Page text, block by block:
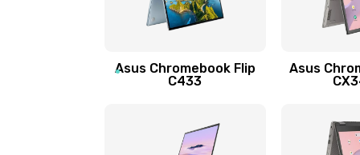
Защита гидрогелевой пленкой
Замена экрана
Замена аккумулятора
Asus Chromebook Flip
C433
Asus